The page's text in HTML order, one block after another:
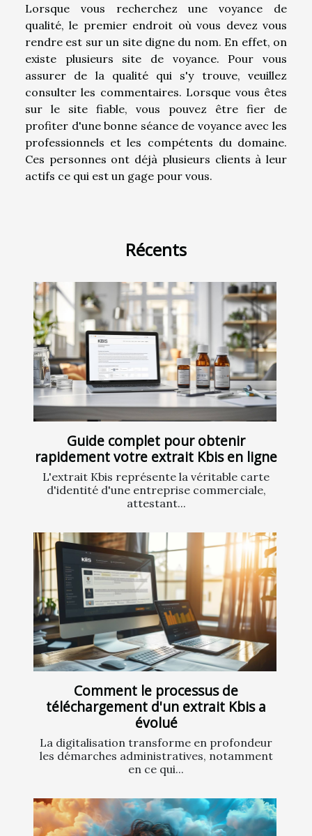
Lorsque vous recherchez une voyance de
qualité, le premier endroit où vous devez vous
rendre est sur un site digne du nom. En effet, on
existe plusieurs site de voyance. Pour vous
assurer de la qualité qui s'y trouve, veuillez
consulter les commentaires. Lorsque vous êtes
sur le site fiable, vous pouvez être fier de
profiter d'une bonne séance de voyance avec les
professionnels et les compétents du domaine.
Ces personnes ont déjà plusieurs clients à leur
actifs ce qui est un gage pour vous.
Récents
Guide complet pour obtenir
rapidement votre extrait Kbis en ligne
L'extrait Kbis représente la véritable carte
d'identité d'une entreprise commerciale,
attestant...
Comment le processus de
téléchargement d'un extrait Kbis a
évolué
La digitalisation transforme en profondeur
les démarches administratives, notamment
en ce qui...